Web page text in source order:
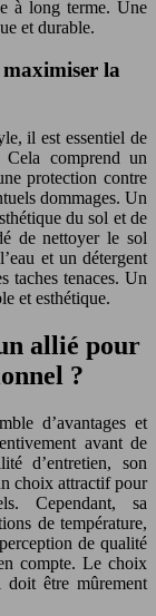
à long terme. Une
et durable.
la
il est essentiel de
Cela comprend un
protection contre
dommages. Un
du sol et de
de nettoyer le sol
et un détergent
taches tenaces. Un
et esthétique.
allié pour
?
d’avantages et
avant de
d’entretien, son
choix attractif pour
Cependant, sa
de température,
de qualité
compte. Le choix
être mûrement